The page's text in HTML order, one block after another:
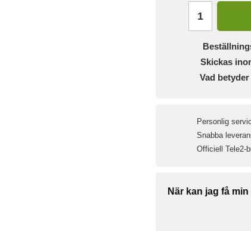
Skickas
Vad
Personlig
Snabba
Officiell Tele2-
När kan jag få